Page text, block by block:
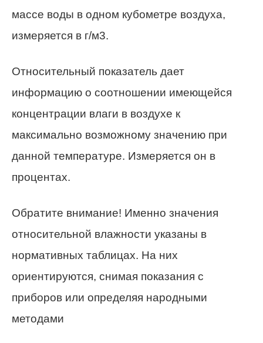
массе воды в одном кубометре воздуха,
измеряется в г/м3.
Относительный показатель дает
информацию о соотношении имеющейся
концентрации влаги в воздухе к
максимально возможному значению при
данной температуре. Измеряется он в
процентах.
Обратите внимание! Именно значения
относительной влажности указаны в
нормативных таблицах. На них
ориентируются, снимая показания с
приборов или определяя народными
методами